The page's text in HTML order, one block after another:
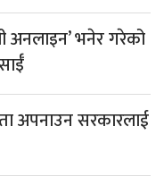
अनलाइन’ भनेर गरेको
अपनाउन सरकारलाई